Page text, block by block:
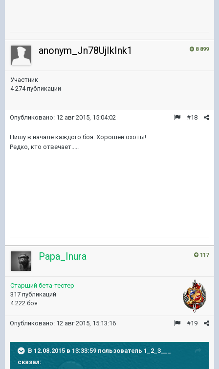
8 899
anonym_Jn78UjIkInk1
Участник
4 274 публикации
#18
Опубликовано: 12 авг 2015, 15:04:02
Пишу в начале каждого боя: Хорошей охоты!
Редко, кто отвечает.....
117
Papa_Inura
Старший бета-тестер
317 публикаций
4 222 боя
#19
Опубликовано: 12 авг 2015, 15:13:16
В 12.08.2015 в 13:33:59 пользователь 1_2_3___
сказал: